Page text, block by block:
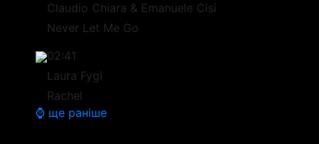
Claudio Chiara & Emanuele Cisi
Never Let Me Go
02:41
Laura Fygi
Rachel
⌚ ще раніше